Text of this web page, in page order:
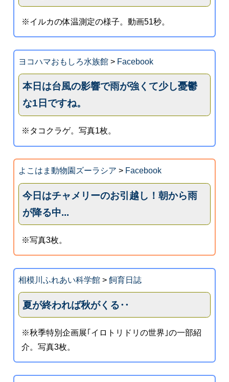
※イルカの体温測定の様子。動画51秒。
ヨコハマおもしろ水族館> Facebook
本日は台風の影響で雨が強くて少し憂鬱
な1日ですね。
※タコクラゲ。写真1枚。
よこはま動物園ズーラシア > Facebook
今日はチャメリーのお引越し！朝から雨
が降る中...
※写真3枚。
相模川ふれあい科学館> 飼育日誌
夏が終われば秋がくる‥
※秋季特別企画展｢イロトリドリの世界｣の一部紹
介。写真3枚。